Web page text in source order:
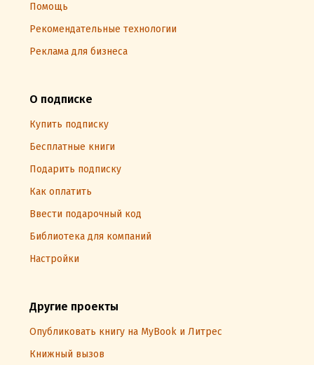
Помощь
Рекомендательные технологии
Реклама для бизнеса
О подписке
Купить подписку
Бесплатные книги
Подарить подписку
Как оплатить
Ввести подарочный код
Библиотека для компаний
Настройки
Другие проекты
Опубликовать книгу на MyBook и Литрес
Книжный вызов